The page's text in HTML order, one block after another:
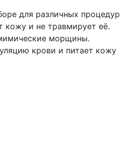
для различных процедур
кожу и не травмирует её.
морщины.
крови и питает кожу